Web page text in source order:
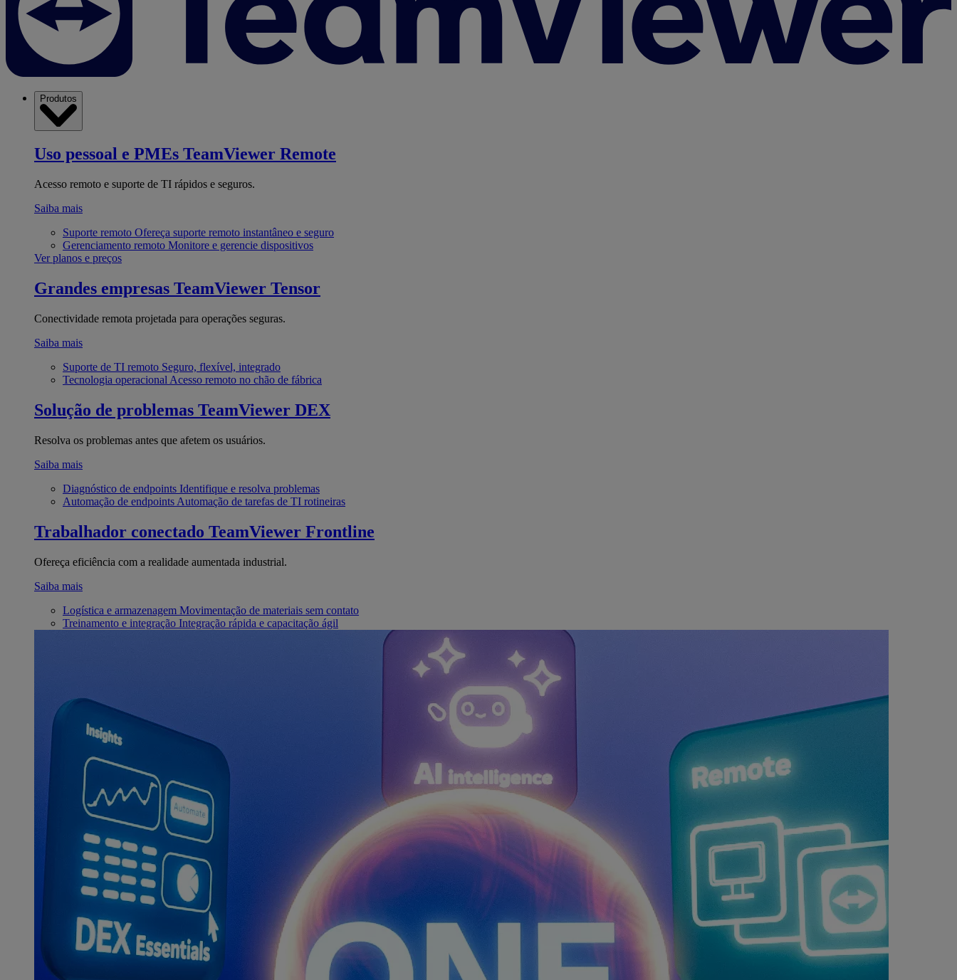
Produtos
Uso pessoal e PMEs TeamViewer Remote
Acesso remoto e suporte de TI rápidos e seguros.
Saiba mais
Suporte remoto Ofereça suporte remoto instantâneo e seguro
Gerenciamento remoto Monitore e gerencie dispositivos
Ver planos e preços
Grandes empresas TeamViewer Tensor
Conectividade remota projetada para operações seguras.
Saiba mais
Suporte de TI remoto Seguro, flexível, integrado
Tecnologia operacional Acesso remoto no chão de fábrica
Solução de problemas TeamViewer DEX
Resolva os problemas antes que afetem os usuários.
Saiba mais
Diagnóstico de endpoints Identifique e resolva problemas
Automação de endpoints Automação de tarefas de TI rotineiras
Trabalhador conectado TeamViewer Frontline
Ofereça eficiência com a realidade aumentada industrial.
Saiba mais
Logística e armazenagem Movimentação de materiais sem contato
Treinamento e integração Integração rápida e capacitação ágil